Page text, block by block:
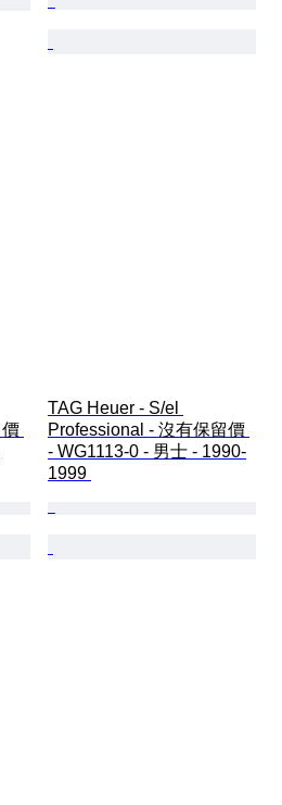
TAG Heuer - S/el
Professional - 沒有保留價
- WG1113-0 - 男士 - 1990-
1999